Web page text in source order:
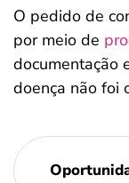
O pedido de
por meio de
documentação
doença não foi